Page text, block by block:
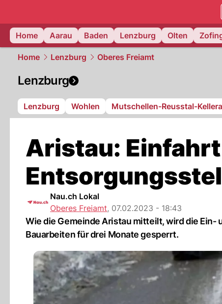
mittelland.
Home
Aarau Baden Lenzburg Olten
Home Lenzburg Oberes Freiamt
Lenzburg
Lenzburg Wohlen Mutschellen-Reusstal-
Aristau:
Nau.ch Lokal
Oberes Freiamt, 07.02.2023 - 18:43
Wie die Gemeinde Aristau mitteilt, wird die
Bauarbeiten für drei Monate gesperrt.